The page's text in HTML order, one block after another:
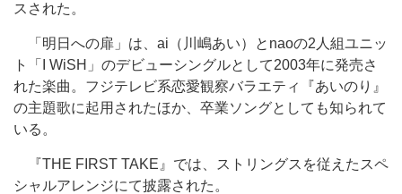
スされた。
「明日への扉」は、ai（川嶋あい）とnaoの2人組ユニッ
ト「I WiSH」のデビューシングルとして2003年に発売さ
れた楽曲。フジテレビ系恋愛観察バラエティ『あいのり』
の主題歌に起用されたほか、卒業ソングとしても知られて
いる。
『THE FIRST TAKE』では、ストリングスを従えたスペ
シャルアレンジにて披露された。